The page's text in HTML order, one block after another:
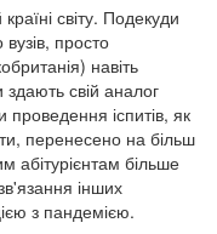
світу. Подекуди
просто
навіть
свій аналог
іспитів, як
перенесено на більш
абітурієнтам більше
інших
з пандемією.